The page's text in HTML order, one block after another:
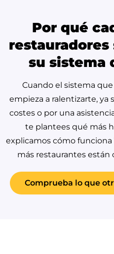
Por qué
su sistema
Cuando el sistema
empieza a ralentizarte, ya
costes o por una
te plantees qué más
explicamos cómo funciona
más restaurantes están
Comprueba lo que